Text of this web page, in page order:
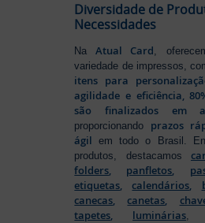
Diversidade de
Necessidades
NaAtual Card ,
variedade de impressos,
itens para
agilidade e eficiência,
são finalizados em
proporcionando prazos
ágil em todo o Brasil.
produtos, destacamos
folders, panfletos,
etiquetas,calendários,
canecas,canetas,
tapetes, luminárias ,